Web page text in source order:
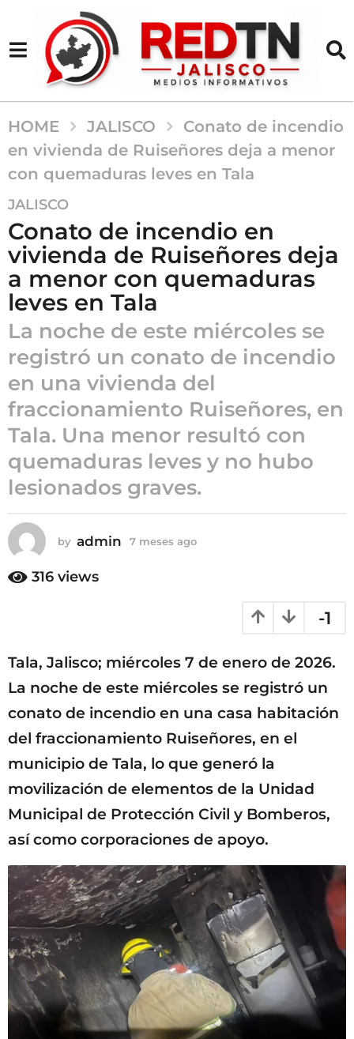
HOME JALISCO
Conato de incendio
en vivienda de Ruiseñores deja a menor
con quemaduras leves en Tala
7
m
e
s
e
s
a
g
o
m
e
s
e
s
a
o
JALISCO
Conato de incendio en
vivienda de Ruiseñores deja
a menor con quemaduras
leves en Tala
La noche de este miércoles se
registró un conato de incendio
en una vivienda del
fraccionamiento Ruiseñores, en
Tala. Una menor resultó con
quemaduras leves y no hubo
lesionados graves.
by admin 7 meses ago
o
316 views
-1
Tala, Jalisco; miércoles 7 de enero de 2026.
La noche de este miércoles se registró un
conato de incendio en una casa habitación
del fraccionamiento Ruiseñores, en el
municipio de Tala, lo que generó la
movilización de elementos de la Unidad
Municipal de Protección Civil y Bomberos,
así como corporaciones de apoyo.